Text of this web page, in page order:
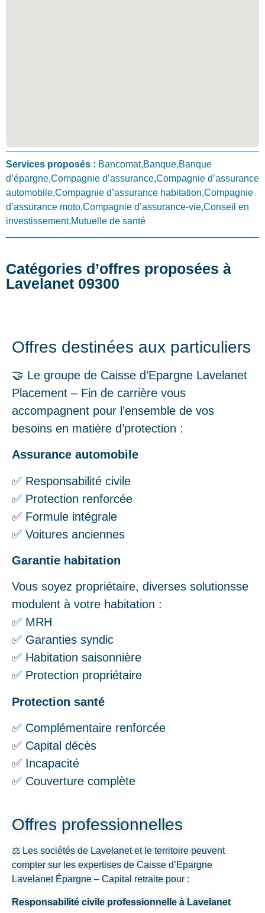
Services proposés : Bancomat,Banque,Banque
d’épargne,Compagnie d’assurance,Compagnie d’assurance
automobile,Compagnie d’assurance habitation,Compagnie
d’assurance moto,Compagnie d’assurance-vie,Conseil en
investissement,Mutuelle de santé
Catégories d’offres proposées à
Lavelanet 09300
Offres destinées aux particuliers
🤝 Le groupe de Caisse d’Epargne Lavelanet
Placement – Fin de carrière vous
accompagnent pour l’ensemble de vos
besoins en matière d’protection :
Assurance automobile
✅ Responsabilité civile
✅ Protection renforcée
✅ Formule intégrale
✅ Voitures anciennes
Garantie habitation
Vous soyez propriétaire, diverses solutionsse
modulent à votre habitation :
✅ MRH
✅ Garanties syndic
✅ Habitation saisonnière
✅ Protection propriétaire
Protection santé
✅ Complémentaire renforcée
✅ Capital décès
✅ Incapacité
✅ Couverture complète
Offres professionnelles
⚖️ Les sociétés de Lavelanet et le territoire peuvent
compter sur les expertises de Caisse d’Epargne
Lavelanet Épargne – Capital retraite pour :
Responsabilité civile professionnelle à Lavelanet